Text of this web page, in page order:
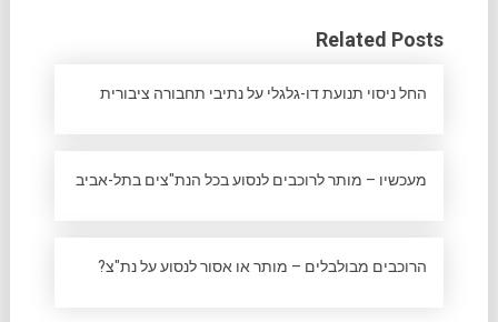
Related Posts
החל ניסוי תנועת דו-גלגלי על נתיבי תחבורה ציבורית
מעכשיו – מותר לרוכבים לנסוע בכל הנת"צים בתל-אביב
הרוכבים מבולבלים – מותר או אסור לנסוע על נת"צ?